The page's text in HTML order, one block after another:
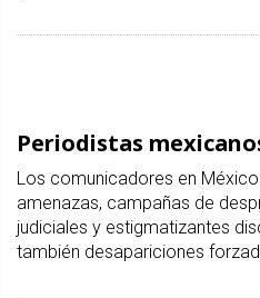
Periodistas
Los comunicadores en
amenazas, campañas de
judiciales y estigmatizantes
también desapariciones